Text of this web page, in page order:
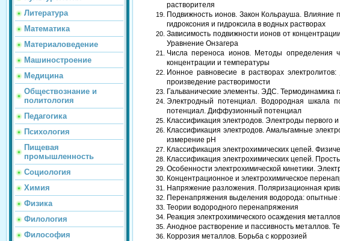
Литература
Математика
Материаловедение
Машиностроение
Медицина
Обществознание и
политология
Педагогика
Психология
Пищевая
промышленность
Социология
Химия
Физика
Филология
Философия
растворителя
Подвижность ионов. Закон Кольрауша.
гидроксония и гидроксила в водных растворах
Зависимость подвижности ионов от
Уравнение Онзагера
Числа переноса ионов. Методы определения
концентрации и температуры
Ионное равновесие в растворах
произведение растворимости
Гальванические элементы. ЭДС. Термодинамика
Электродный потенциал. Водородная шкала
потенциал. Диффузионный потенциал
Классификация электродов. Электроды первого
Классификация электродов. Амальгамные
измерение рН
Классификация электрохимических цепей.
Классификация электрохимических цепей.
Особенности электрохимической кинетики.
Концентрационное и электрохимическое
Напряжение разложения. Поляризационная
Перенапряжения выделения водорода: опытные
Теории водородного перенапряжения
Реакция электрохимического осаждения металлов
Анодное растворение и пассивность металлов.
Коррозия металлов. Борьба с коррозией